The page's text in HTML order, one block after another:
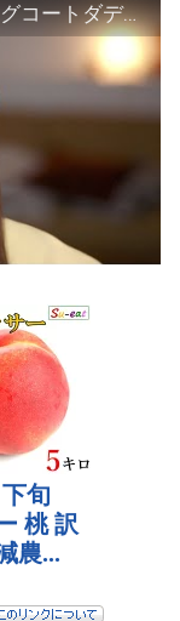
吉岡里帆、色っぽい表情で”夫”ロングコートダディ堂前を見つめ… 仲良し夫婦っぷりにキュン 『JINRO』新CM「JINROで餃子いただきます篇」「JINROでお刺身いただきます篇」30秒＆メイキング